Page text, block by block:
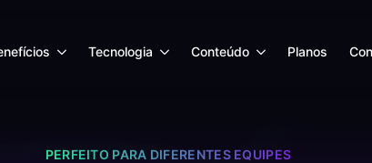
Tecnologia Conteúdo Planos
PERFEITO PARA DIFERENTES EQUIPES